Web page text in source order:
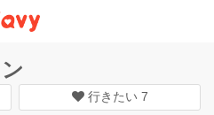
行きたい 7